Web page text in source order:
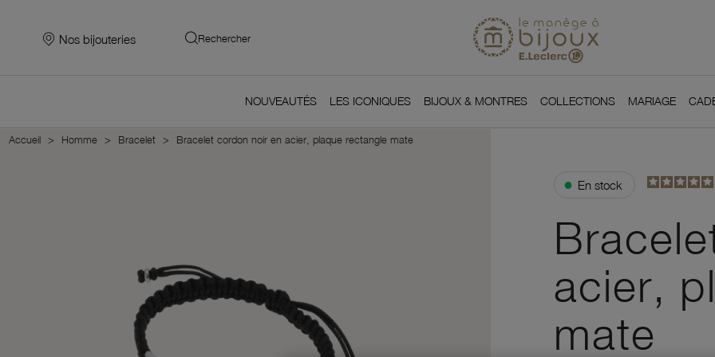
Nos bijouteries Rechercher
NOUVEAUTÉS LES ICONIQUES BIJOUX & MONTRES COLLECTIONS MARIAGE
Accueil Homme Bracelet Bracelet cordon noir en acier, plaque rectangle mate
● En stock
acier,
mate